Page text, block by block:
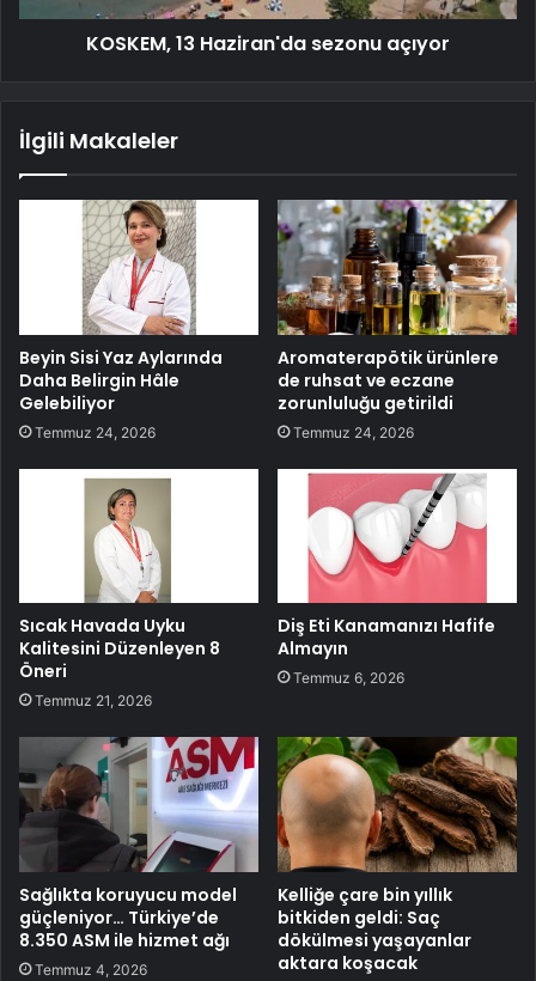
KOSKEM, 13 Haziran'da sezonu açıyor
İlgili Makaleler
Beyin Sisi Yaz Aylarında
Daha Belirgin Hâle
Gelebiliyor
Temmuz 24, 2026
Aromaterapötik ürünlere
de ruhsat ve eczane
zorunluluğu getirildi
Temmuz 24, 2026
Sıcak Havada Uyku
Kalitesini Düzenleyen 8
Öneri
Temmuz 21, 2026
Diş Eti Kanamanızı Hafife
Almayın
Temmuz 6, 2026
Sağlıkta koruyucu model
güçleniyor… Türkiye’de
8.350 ASM ile hizmet ağı
Temmuz 4, 2026
Kelliğe çare bin yıllık
bitkiden geldi: Saç
dökülmesi yaşayanlar
aktara koşacak